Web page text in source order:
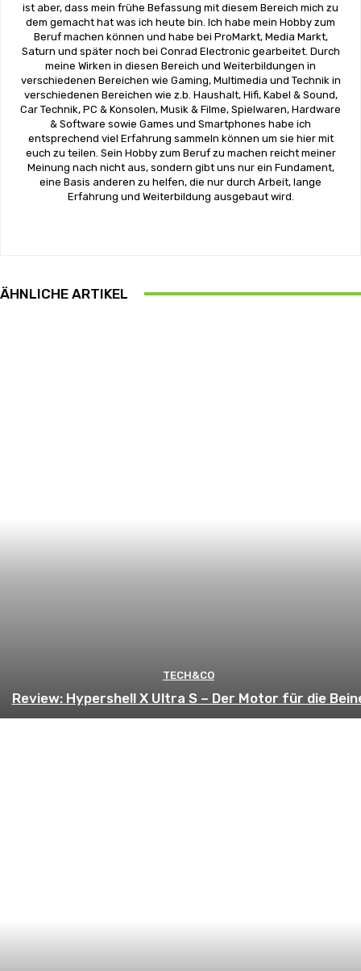
ist aber, dass mein frühe Befassung mit diesem Bereich mich zu
dem gemacht hat was ich heute bin. Ich habe mein Hobby zum
Beruf machen können und habe bei ProMarkt, Media Markt,
Saturn und später noch bei Conrad Electronic gearbeitet. Durch
meine Wirken in diesen Bereich und Weiterbildungen in
verschiedenen Bereichen wie Gaming, Multimedia und Technik in
verschiedenen Bereichen wie z.b. Haushalt, Hifi, Kabel & Sound,
Car Technik, PC & Konsolen, Musik & Filme, Spielwaren, Hardware
& Software sowie Games und Smartphones habe ich
entsprechend viel Erfahrung sammeln können um sie hier mit
euch zu teilen. Sein Hobby zum Beruf zu machen reicht meiner
Meinung nach nicht aus, sondern gibt uns nur ein Fundament,
eine Basis anderen zu helfen, die nur durch Arbeit, lange
Erfahrung und Weiterbildung ausgebaut wird.
ÄHNLICHE ARTIKEL
TECH&CO
Review: Hypershell X Ultra S – Der Motor für die